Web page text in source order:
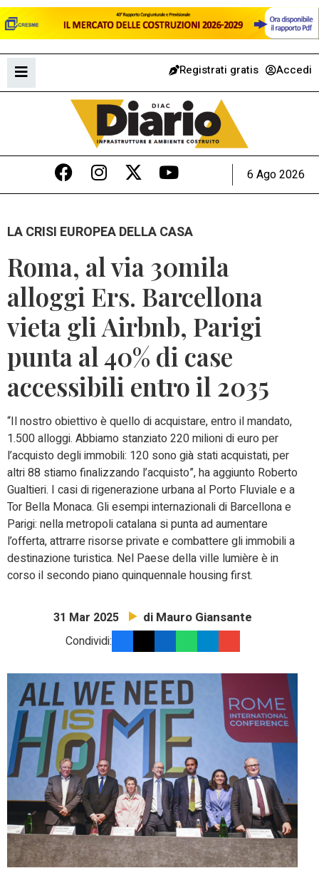
Registrati gratis Accedi
6 Ago 2026
LA CRISI EUROPEA DELLA CASA
Roma, al via 30mila
alloggi Ers. Barcellona
vieta gli Airbnb, Parigi
punta al 40% di case
accessibili entro il 2035
“Il nostro obiettivo è quello di acquistare, entro il mandato,
1.500 alloggi. Abbiamo stanziato 220 milioni di euro per
l’acquisto degli immobili: 120 sono già stati acquistati, per
altri 88 stiamo finalizzando l’acquisto”, ha aggiunto Roberto
Gualtieri. I casi di rigenerazione urbana al Porto Fluviale e a
Tor Bella Monaca. Gli esempi internazionali di Barcellona e
Parigi: nella metropoli catalana si punta ad aumentare
l’offerta, attrarre risorse private e combattere gli immobili a
destinazione turistica. Nel Paese della ville lumière è in
corso il secondo piano quinquennale housing first.
31 Mar 2025 di Mauro Giansante
Condividi: